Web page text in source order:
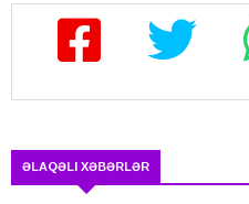
ƏLAQƏLI XƏBƏRLƏR